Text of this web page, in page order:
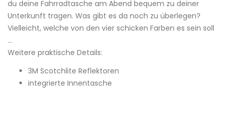
du deine Fahrradtasche am Abend bequem zu deiner
Unterkunft tragen. Was gibt es da noch zu überlegen?
Vielleicht, welche von den vier schicken Farben es sein soll
…
Weitere praktische Details:
3M Scotchlite Reflektoren
integrierte Innentasche